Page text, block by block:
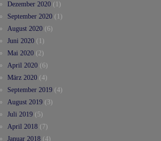
Dezember 2020 (1)
September 2020 (1)
August 2020 (6)
Juni 2020 (1)
Mai 2020 (2)
April 2020 (6)
März 2020 (4)
September 2019 (4)
August 2019 (3)
Juli 2019 (5)
April 2018 (7)
Januar 2018 (4)